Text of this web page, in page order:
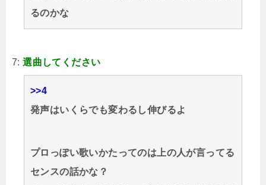
るのかな
7:選曲してください
>>4
発声はいくらでも変わるし伸びるよ
プロっぽい歌いかたってのは上の人が言ってる
センスの話かな？